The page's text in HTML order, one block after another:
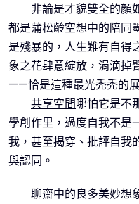
非論是才貌雙全的顏
都是蒲松齡空想中的陪同
是殘暴的，人生難有自得
象之花肆意綻放，涓滴掉
——恰是這種最光禿禿的
共享空間哪怕它是不
學創作里，過度自我不是
我，甚至揭穿、批評自我
與認同。
聊齋中的良多美妙想